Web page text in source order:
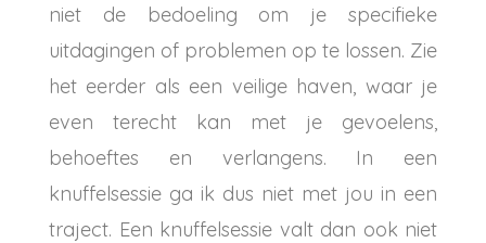
niet de bedoeling om je specifieke
uitdagingen of problemen op te lossen. Zie
het eerder als een veilige haven, waar je
even terecht kan met je gevoelens,
behoeftes en verlangens. In een
knuffelsessie ga ik dus niet met jou in een
traject. Een knuffelsessie valt dan ook niet